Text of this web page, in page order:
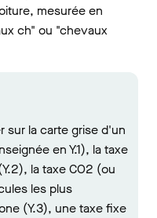
mesurée en
ch" ou "chevaux
sur la carte grise d'un
en Y.1), la taxe
la taxe CO2 (ou
les plus
(Y.3), une taxe fixe